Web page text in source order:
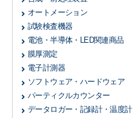
オートメーション
試験検査機器
電池・半導体・LED関連商品
膜厚測定
電子計測器
ソフトウェア・ハードウェア
パーティクルカウンター
データロガー・記録計・温度計